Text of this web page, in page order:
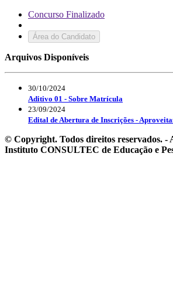
Concurso Finalizado
Área do Candidato
Arquivos Disponíveis
30/10/2024
Aditivo 01 - Sobre Matrícula
23/09/2024
Edital de Abertura de Inscrições -
© Copyright. Todos direitos reservados. -
Instituto CONSULTEC de Educação e